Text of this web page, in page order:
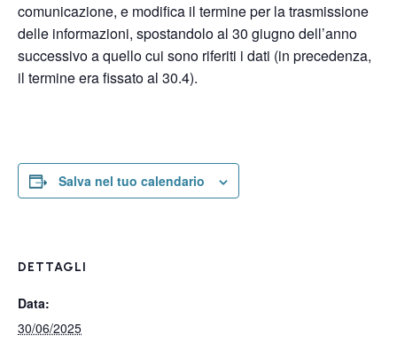
comunicazione, e modifica il termine per la trasmissione
delle informazioni, spostandolo al 30 giugno dell’anno
successivo a quello cui sono riferiti i dati (in precedenza,
il termine era fissato al 30.4).
Salva nel tuo calendario
DETTAGLI
Data:
30/06/2025